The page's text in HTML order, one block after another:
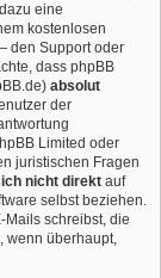
eine
kostenlosen
den Support oder
dass phpBB
absolut
der
Limited oder
juristischen Fragen
nicht direkt auf
selbst beziehen.
Mails schreibst, die
wenn überhaupt,